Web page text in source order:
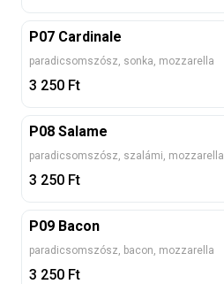
P07 Cardinale
paradicsomszósz, sonka, mozzarella
3 250 Ft
P08 Salame
paradicsomszósz, szalámi, mozzarella
3 250 Ft
P09 Bacon
paradicsomszósz, bacon, mozzarella
3 250 Ft